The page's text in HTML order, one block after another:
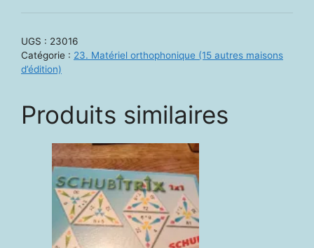
UGS : 23016
Catégorie : 23. Matériel orthophonique (15 autres maisons
d’édition)
Produits similaires